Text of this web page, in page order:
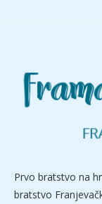
Prvo bratstvo na
bratstvo